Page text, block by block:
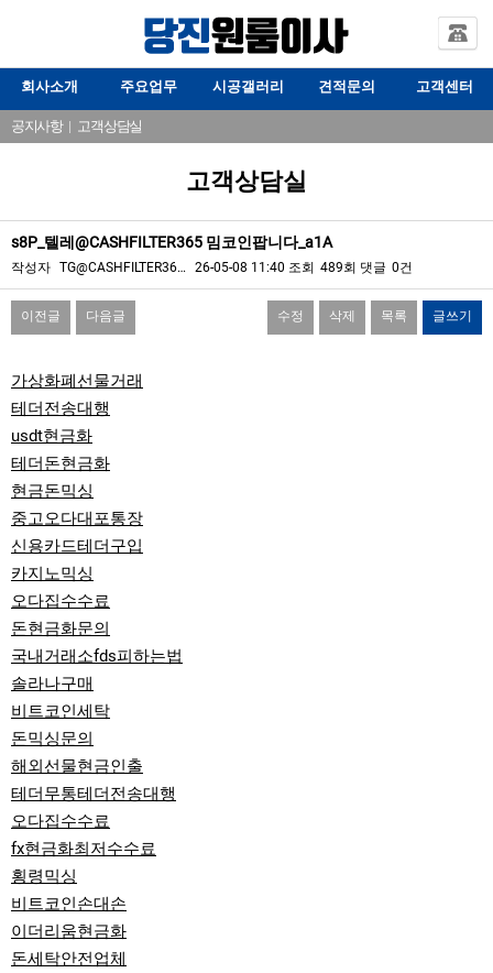
회사소개 주요업무 시공갤러리 견적문의 고객센터
공지사항| 고객상담실
고객상담실
s8P_텔레@CASHFILTER365 밈코인팝니다_a1A
작성자 TG@CASHFILTER36… 26-05-08 11:40 조회 489회 댓글 0건
이전글 다음글 수정 삭제 목록 글쓰기
가상화폐선물거래
테더전송대행
usdt현금화
테더돈현금화
현금돈믹싱
중고오다대포통장
신용카드테더구입
카지노믹싱
오다집수수료
돈현금화문의
국내거래소fds피하는법
솔라나구매
비트코인세탁
돈믹싱문의
해외선물현금인출
테더무통테더전송대행
오다집수수료
fx현금화최저수수료
횡령믹싱
비트코인손대손
이더리움현금화
돈세탁안전업체